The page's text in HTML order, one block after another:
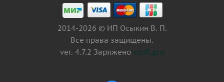
2014-2026 © ИП Осыкин В. П.
Все права защищены.
ver. 4.7.2 Заряжено vsoft.pro